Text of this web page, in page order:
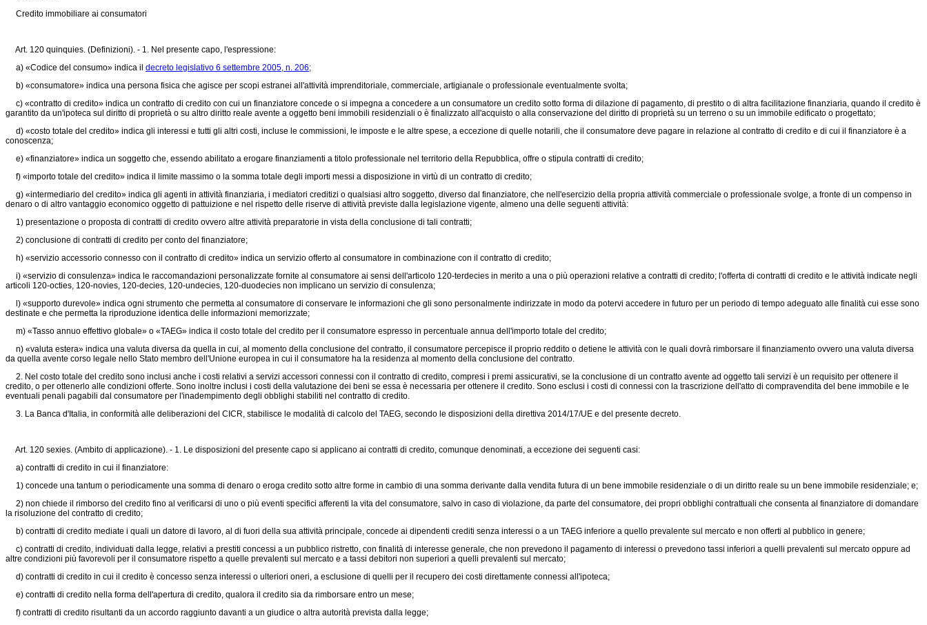
Credito immobiliare ai consumatori
Art. 120 quinquies. (Definizioni). - 1. Nel presente capo, l'espressione:
a) «Codice del consumo» indica il decreto legislativo 6 settembre 2005, n. 206;
b) «consumatore» indica una persona fisica che agisce per scopi estranei all'attività imprenditoriale, commerciale, artigianale o professionale eventualmente svolta;
c) «contratto di credito» indica un contratto di credito con cui un finanziatore concede o si impegna a concedere a un consumatore un credito sotto forma di dilazione di pagamento, di prestito o di altra facilitazione finanziaria, quando il credito è
garantito da un'ipoteca sul diritto di proprietà o su altro diritto reale avente a oggetto beni immobili residenziali o è finalizzato all'acquisto o alla conservazione del diritto di proprietà su un terreno o su un immobile edificato o progettato;
d) «costo totale del credito» indica gli interessi e tutti gli altri costi, incluse le commissioni, le imposte e le altre spese, a eccezione di quelle notarili, che il consumatore deve pagare in relazione al contratto di credito e di cui il finanziatore è a
conoscenza;
e) «finanziatore» indica un soggetto che, essendo abilitato a erogare finanziamenti a titolo professionale nel territorio della Repubblica, offre o stipula contratti di credito;
f) «importo totale del credito» indica il limite massimo o la somma totale degli importi messi a disposizione in virtù di un contratto di credito;
g) «intermediario del credito» indica gli agenti in attività finanziaria, i mediatori creditizi o qualsiasi altro soggetto, diverso dal finanziatore, che nell'esercizio della propria attività commerciale o professionale svolge, a fronte di un compenso in
denaro o di altro vantaggio economico oggetto di pattuizione e nel rispetto delle riserve di attività previste dalla legislazione vigente, almeno una delle seguenti attività:
1) presentazione o proposta di contratti di credito ovvero altre attività preparatorie in vista della conclusione di tali contratti;
2) conclusione di contratti di credito per conto del finanziatore;
h) «servizio accessorio connesso con il contratto di credito» indica un servizio offerto al consumatore in combinazione con il contratto di credito;
i) «servizio di consulenza» indica le raccomandazioni personalizzate fornite al consumatore ai sensi dell'articolo 120-terdecies in merito a una o più operazioni relative a contratti di credito; l'offerta di contratti di credito e le attività indicate negli
articoli 120-octies, 120-novies, 120-decies, 120-undecies, 120-duodecies non implicano un servizio di consulenza;
l) «supporto durevole» indica ogni strumento che permetta al consumatore di conservare le informazioni che gli sono personalmente indirizzate in modo da potervi accedere in futuro per un periodo di tempo adeguato alle finalità cui esse sono
destinate e che permetta la riproduzione identica delle informazioni memorizzate;
m) «Tasso annuo effettivo globale» o «TAEG» indica il costo totale del credito per il consumatore espresso in percentuale annua dell'importo totale del credito;
n) «valuta estera» indica una valuta diversa da quella in cui, al momento della conclusione del contratto, il consumatore percepisce il proprio reddito o detiene le attività con le quali dovrà rimborsare il finanziamento ovvero una valuta diversa
da quella avente corso legale nello Stato membro dell'Unione europea in cui il consumatore ha la residenza al momento della conclusione del contratto.
2. Nel costo totale del credito sono inclusi anche i costi relativi a servizi accessori connessi con il contratto di credito, compresi i premi assicurativi, se la conclusione di un contratto avente ad oggetto tali servizi è un requisito per ottenere il
credito, o per ottenerlo alle condizioni offerte. Sono inoltre inclusi i costi della valutazione dei beni se essa è necessaria per ottenere il credito. Sono esclusi i costi di connessi con la trascrizione dell'atto di compravendita del bene immobile e le
eventuali penali pagabili dal consumatore per l'inadempimento degli obblighi stabiliti nel contratto di credito.
3. La Banca d'Italia, in conformità alle deliberazioni del CICR, stabilisce le modalità di calcolo del TAEG, secondo le disposizioni della direttiva 2014/17/UE e del presente decreto.
Art. 120 sexies. (Ambito di applicazione). - 1. Le disposizioni del presente capo si applicano ai contratti di credito, comunque denominati, a eccezione dei seguenti casi:
a) contratti di credito in cui il finanziatore:
1) concede una tantum o periodicamente una somma di denaro o eroga credito sotto altre forme in cambio di una somma derivante dalla vendita futura di un bene immobile residenziale o di un diritto reale su un bene immobile residenziale; e;
2) non chiede il rimborso del credito fino al verificarsi di uno o più eventi specifici afferenti la vita del consumatore, salvo in caso di violazione, da parte del consumatore, dei propri obblighi contrattuali che consenta al finanziatore di domandare
la risoluzione del contratto di credito;
b) contratti di credito mediate i quali un datore di lavoro, al di fuori della sua attività principale, concede ai dipendenti crediti senza interessi o a un TAEG inferiore a quello prevalente sul mercato e non offerti al pubblico in genere;
c) contratti di credito, individuati dalla legge, relativi a prestiti concessi a un pubblico ristretto, con finalità di interesse generale, che non prevedono il pagamento di interessi o prevedono tassi inferiori a quelli prevalenti sul mercato oppure ad
altre condizioni più favorevoli per il consumatore rispetto a quelle prevalenti sul mercato e a tassi debitori non superiori a quelli prevalenti sul mercato;
d) contratti di credito in cui il credito è concesso senza interessi o ulteriori oneri, a esclusione di quelli per il recupero dei costi direttamente connessi all'ipoteca;
e) contratti di credito nella forma dell'apertura di credito, qualora il credito sia da rimborsare entro un mese;
f) contratti di credito risultanti da un accordo raggiunto davanti a un giudice o altra autorità prevista dalla legge;